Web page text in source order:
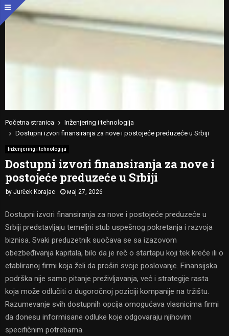
Početna stranica
Inženjering i tehnologija
Dostupni izvori finansiranja za nove i postojeće preduzeće u Srbiji
Inženjering i tehnologija
Dostupni izvori finansiranja za nove i
postojeće preduzeće u Srbiji
by Jurček Korajac мај 27, 2026
Dostupni izvori finansiranja za nove i postojeće preduzeće u
Srbiji predstavljaju temeljni stub uspešnog pokretanja i razvoja
biznisa. Svaki preduzetnik suočava se sa izazovom
obezbeđivanja kapitala, bilo da je reč o startapu koji tek kreće ili o
etabliranoj firmi koja želi da proširi svoje poslovanje. Finansijska
podrška nije samo pitanje preživljavanja, već i strategije rasta
koja može odlučiti o dugoročnoj poziciji kompanije na tržištu.
Razumevanje svih dostupnih opcija omogućava vlasnicima firmi
da donesu informisane odluke koje odgovaraju njihovim
specifičnim potrebama.